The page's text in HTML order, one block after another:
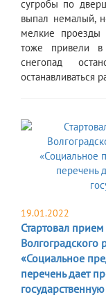
сугробы по
выпал немалый,
мелкие
тоже привели
снегопад
останавливаться
19.01.2022
Стартовал
Волгоградского
«Социальное
перечень дает